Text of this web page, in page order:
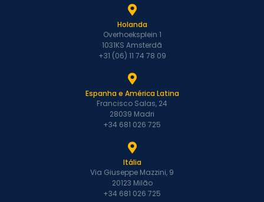
Holanda
Overhoeksplein 1
1031KS Amsterdã
+31 (06) 11 74 78 09
Espanha e América Latina
Francisco Salas, 24
28039 Madri
+34 681 026 725
Itália
Via Giuseppe Mazzini, 9
20123 Milão
+34 681 026 725